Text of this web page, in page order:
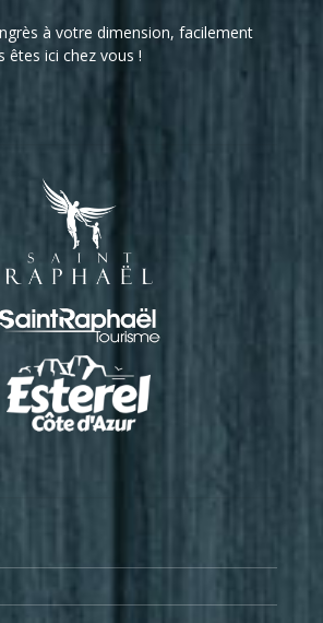
à votre dimension, facilement
êtes ici chez vous !